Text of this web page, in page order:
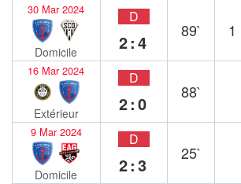
30 Mar 2024
Domicile
D
2:4
89` 1
16 Mar 2024
Extérieur
D
2:0
88`
9 Mar 2024
Domicile
D
2:3
25`